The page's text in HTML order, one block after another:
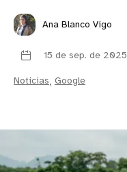
Ana Blanco Vigo
15 de sep. de 2025
Noticias, Google